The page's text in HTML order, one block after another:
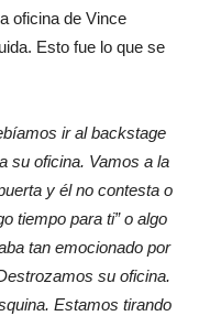
oficina de Vince
Esto fue lo que se
ir al backstage
su oficina. Vamos a la
y él no contesta o
tiempo para ti” o algo
tan emocionado por
su oficina.
Estamos tirando